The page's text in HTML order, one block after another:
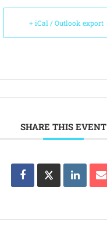
+ iCal / Outlook export
SHARE THIS EVENT